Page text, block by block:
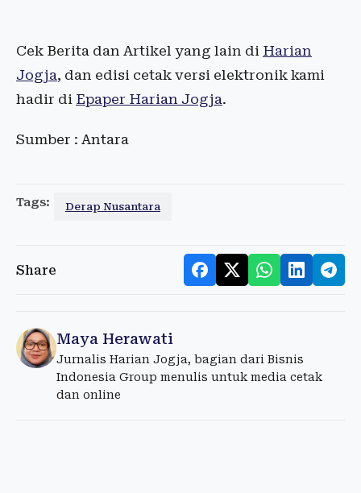
Cek Berita dan Artikel yang lain di Harian
Jogja, dan edisi cetak versi elektronik kami
hadir di Epaper Harian Jogja.
Sumber : Antara
Tags: Derap Nusantara
Share
Maya Herawati
Jurnalis Harian Jogja, bagian dari Bisnis
Indonesia Group menulis untuk media cetak
dan online